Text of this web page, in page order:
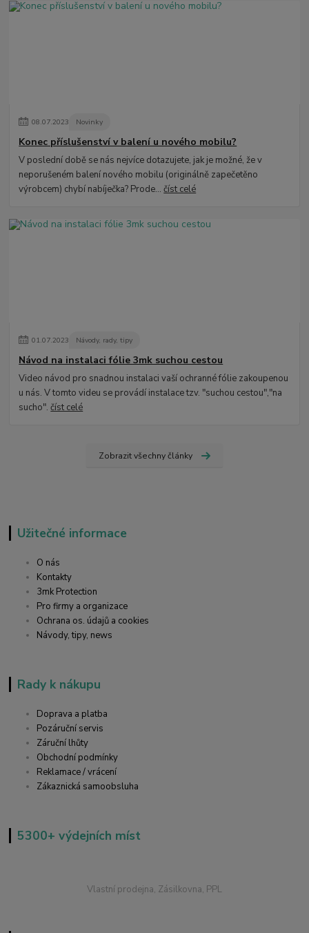
08.07.2023 Novinky
Konec příslušenství v balení u nového mobilu?
V poslední době se nás nejvíce dotazujete, jak je možné, že v
neporušeném balení nového mobilu (originálně zapečetěno
výrobcem) chybí nabíječka? Prode...číst celé
01.07.2023 Návody, rady, tipy
Návod na instalaci fólie 3mk suchou cestou
Video návod pro snadnou instalaci vaší ochranné fólie zakoupenou
u nás. V tomto videu se provádí instalace tzv. "suchou cestou","na
sucho".číst celé
Zobrazit všechny články
Užitečné informace
O nás
Kontakty
3mk Protection
Pro firmy a organizace
Ochrana os. údajů a cookies
Návody, tipy, news
Rady k nákupu
Doprava a platba
Pozáruční servis
Záruční lhůty
Obchodní podmínky
Reklamace / vrácení
Zákaznická samoobsluha
5300+ výdejních míst
Vlastní prodejna, Zásilkovna, PPL